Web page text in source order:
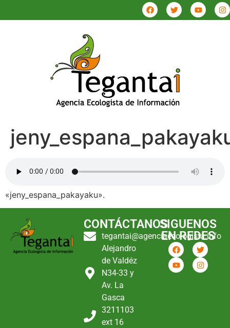
«jeny_espana_pakayaku».
CONTÁCTANOS
tegantai@agenciaecologista.info
Alejandro
de Valdéz
N34-33 y
Av. La
Gasca
3211103
ext 16
SIGUENOS
EN REDES